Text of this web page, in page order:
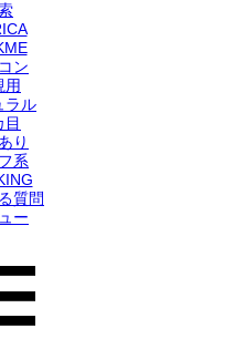
ン
用
ラル
目
り
系
質問
ー